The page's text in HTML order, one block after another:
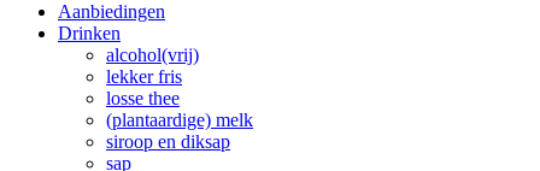
Aanbiedingen
Drinken
alcohol(vrij)
lekker fris
losse thee
(plantaardige) melk
siroop en diksap
sap